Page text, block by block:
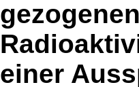
einer